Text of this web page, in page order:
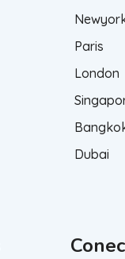
Paris
London
Dubai